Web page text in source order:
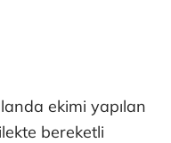
ekimi yapılan
bereketli